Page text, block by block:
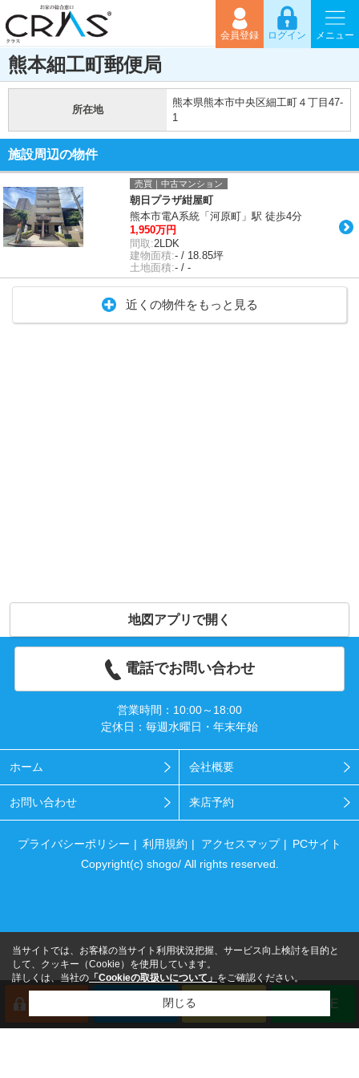
会員登録 ログイン メニュー
熊本細工町郵便局
所在地
熊本県熊本市中央区細工町４丁目47-
1
施設周辺の物件
売買｜中古マンション
朝日プラザ紺屋町
熊本市電A系統「河原町」駅 徒歩4分
1,950万円
間取:2LDK
建物面積:- / 18.85坪
土地面積:- / -
近くの物件をもっと見る
地図アプリで開く
電話でお問い合わせ
営業時間：10:00～18:00
定休日：毎週水曜日・年末年始
ホーム 会社概要
お問い合わせ 来店予約
プライバシーポリシー 利用規約 アクセスマップ
PCサイト
Copyright(c) shogo/ All rights reserved.
来店予約 LINE
当サイトでは、お客様の当サイト利用状況把握、サービス向上検討を目的と
して、クッキー（Cookie）を使用しています。
詳しくは、当社の「Cookieの取扱いについて」をご確認ください。
閉じる